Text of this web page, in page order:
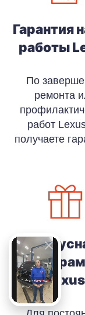
Гарантия
работы
По
ремонта
работ
получаете
Lexus